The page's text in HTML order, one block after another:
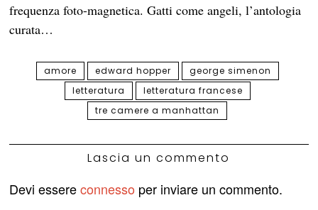
frequenza foto-magnetica. Gatti come angeli, l’antologia
curata…
amore edward hopper
george simenon
letteratura
letteratura francese
tre camere a manhattan
Lascia un commento
Devi essereconnesso per inviare un commento.